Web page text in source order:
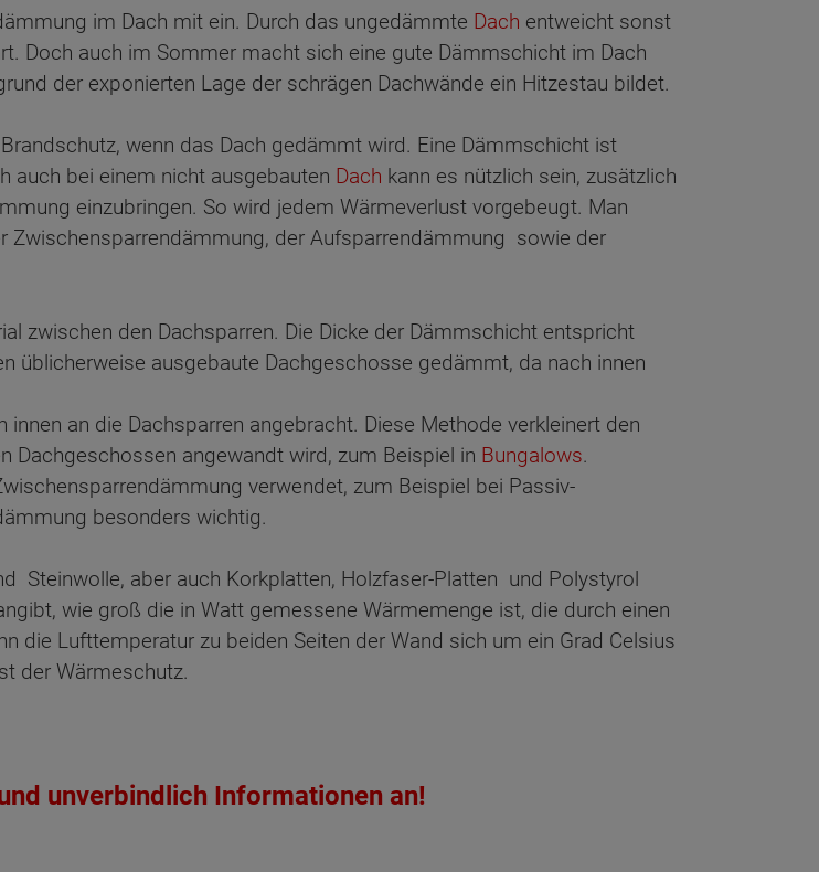
im Dach mit ein. Durch das ungedämmte Dach entweicht sonst
Doch auch im Sommer macht sich eine gute Dämmschicht im Dach
der exponierten Lage der schrägen Dachwände ein Hitzestau bildet.
wenn das Dach gedämmt wird. Eine Dämmschicht ist
auch bei einem nicht ausgebauten Dach kann es nützlich sein, zusätzlich
einzubringen. So wird jedem Wärmeverlust vorgebeugt. Man
Zwischensparrendämmung, der Aufsparrendämmung sowie der
zwischen den Dachsparren. Die Dicke der Dämmschicht entspricht
üblicherweise ausgebaute Dachgeschosse gedämmt, da nach innen
an die Dachsparren angebracht. Diese Methode verkleinert den
Dachgeschossen angewandt wird, zum Beispiel in Bungalows.
verwendet, zum Beispiel bei Passiv-
besonders wichtig.
Steinwolle, aber auch Korkplatten, Holzfaser-Platten und Polystyrol
wie groß die in Watt gemessene Wärmemenge ist, die durch einen
die Lufttemperatur zu beiden Seiten der Wand sich um ein Grad Celsius
der Wärmeschutz.
unverbindlich Informationen an!